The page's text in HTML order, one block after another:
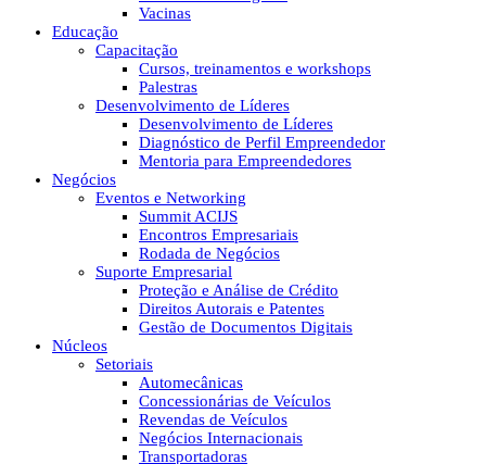
Vacinas
Educação
Capacitação
Cursos, treinamentos e workshops
Palestras
Desenvolvimento de Líderes
Desenvolvimento de Líderes
Diagnóstico de Perfil Empreendedor
Mentoria para Empreendedores
Negócios
Eventos e Networking
Summit ACIJS
Encontros Empresariais
Rodada de Negócios
Suporte Empresarial
Proteção e Análise de Crédito
Direitos Autorais e Patentes
Gestão de Documentos Digitais
Núcleos
Setoriais
Automecânicas
Concessionárias de Veículos
Revendas de Veículos
Negócios Internacionais
Transportadoras